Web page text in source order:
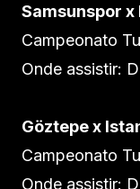
Samsunspor x
Campeonato
Onde assistir:
Göztepe x
Campeonato
Onde assistir: